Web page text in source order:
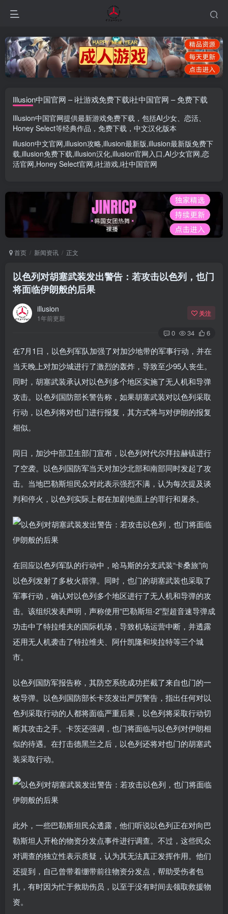
Illusion中国官网 – i社游戏免费下载i社中国官网 – 免费下载
Illusion中国官网提供最新游戏免费下载，包括AI少女、 恋活、
Honey Select等经典作品，免费下载，中文汉化版本
illusion中文官网,illusion攻略,illusion最新版,illusion最新版免费下
载,illusion免费下载,illusion汉化,illusion官网入口,AI少女官网,恋
活官网,Honey Select官网,i社游戏,i社中国官网
首页 新闻资讯 正文
以色列对胡塞武装发出警告：若攻击以色列，也门
将面临伊朗般的后果
illusion
1年前更新
关注
0 34 6
在7月1日，以色列军队加强了对加沙地带的军事行动，并在
当天晚上对加沙城进行了激烈的轰炸，导致至少95人丧生。
同时，胡塞武装承认对以色列多个地区实施了无人机和导弹
攻击。以色列国防部长警告称，如果胡塞武装对以色列采取
行动，以色列将对也门进行报复，其方式将与对伊朗的报复
相似。
同日，加沙中部卫生部门宣布，以色列对代尔拜拉赫镇进行
了空袭。以色列国防军当天对加沙北部和南部同时发起了攻
击。当地巴勒斯坦民众对此表示强烈不满，认为每次提及谈
判和停火，以色列实际上都在加剧地面上的罪行和屠杀。
在回应以色列军队的行动中，哈马斯的分支武装“卡桑旅”向
以色列发射了多枚火箭弹。同时，也门的胡塞武装也采取了
军事行动，确认对以色列多个地区进行了无人机和导弹的攻
击。该组织发表声明，声称使用“巴勒斯坦-2”型超音速导弹成
功击中了特拉维夫的国际机场，导致机场运营中断，并透露
还用无人机袭击了特拉维夫、阿什凯隆和埃拉特等三个城
市。
以色列国防军报告称，其防空系统成功拦截了来自也门的一
枚导弹。以色列国防部长卡茨发出严厉警告，指出任何对以
色列采取行动的人都将面临严重后果，以色列将采取行动切
断其攻击之手。卡茨还强调，也门将面临与以色列对伊朗相
似的待遇。在打击德黑兰之后，以色列还将对也门的胡塞武
装采取行动。
此外，一些巴勒斯坦民众透露，他们听说以色列正在对向巴
勒斯坦人开枪的物资分发点事件进行调查。不过，这些民众
对调查的独立性表示质疑，认为其无法真正发挥作用。他们
还提到，自己曾带着绷带前往物资分发点，帮助受伤者包
扎，有时因为忙于救助伤员，以至于没有时间去领取救援物
资。